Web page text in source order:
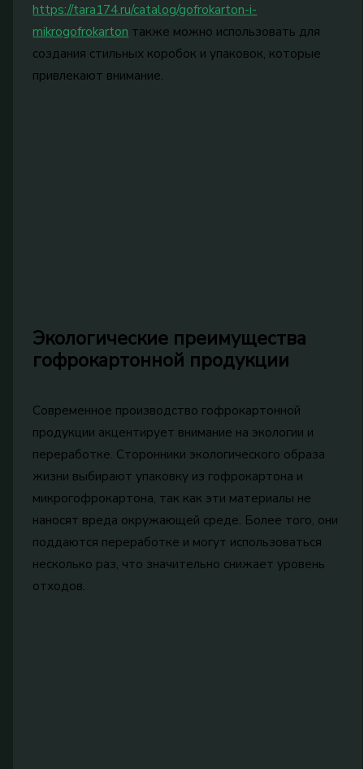
https://tara174.ru/catalog/gofrokarton-i-
mikrogofrokarton также можно использовать для
создания стильных коробок и упаковок, которые
привлекают внимание.
Экологические преимущества
гофрокартонной продукции
Современное производство гофрокартонной
продукции акцентирует внимание на экологии и
переработке. Сторонники экологического образа
жизни выбирают упаковку из гофрокартона и
микрогофрокартона, так как эти материалы не
наносят вреда окружающей среде. Более того, они
поддаются переработке и могут использоваться
несколько раз, что значительно снижает уровень
отходов.